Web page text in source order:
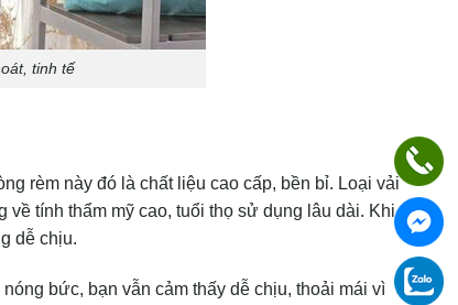
tinh tế
rèm này đó là chất liệu cao cấp, bền bỉ. Loại vải
tính thẩm mỹ cao, tuổi thọ sử dụng lâu dài. Khi
dễ chịu.
bức, bạn vẫn cảm thấy dễ chịu, thoải mái vì